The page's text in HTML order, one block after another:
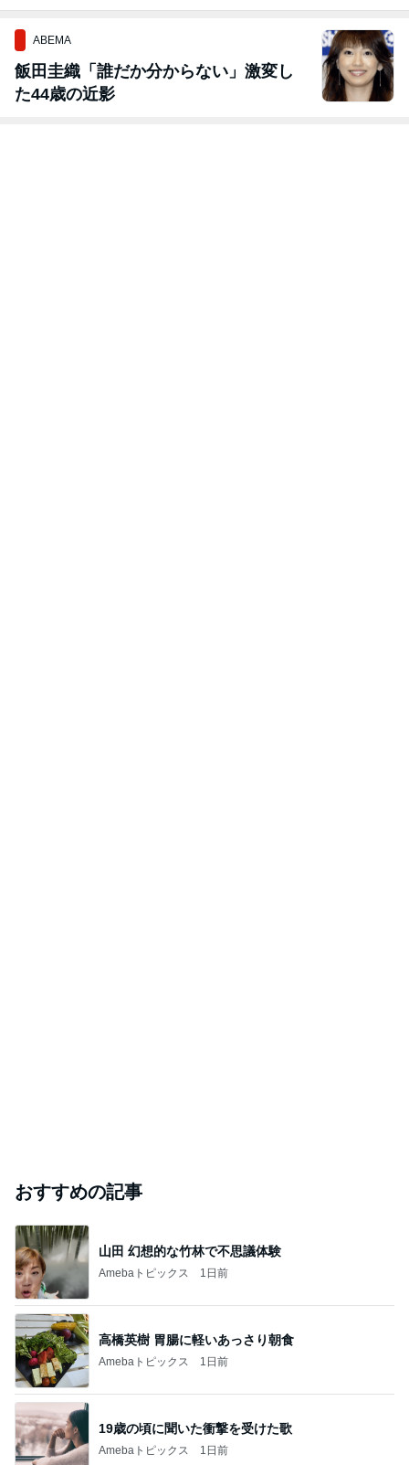
ABEMA
飯田圭織「誰だか分からない」激変し
た44歳の近影
おすすめの記事
山田 幻想的な竹林で不思議体験
Amebaトピックス 1日前
高橋英樹 胃腸に軽いあっさり朝食
Amebaトピックス 1日前
19歳の頃に聞いた衝撃を受けた歌
Amebaトピックス 1日前